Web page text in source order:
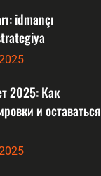
idmançı
2025: Как
и оставаться